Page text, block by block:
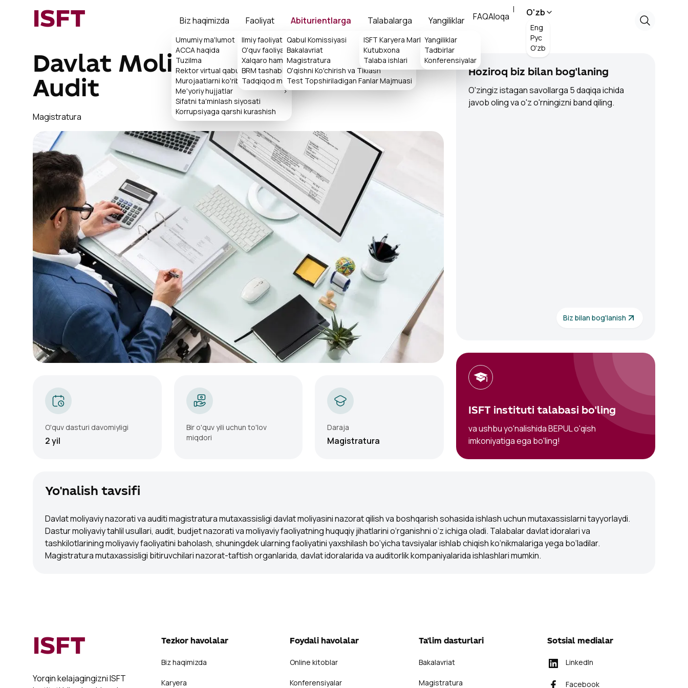
ISFT Biz haqimizda
Umumiy ma'lumot
ACCA haqida
Tuzilma
>
Rektor virtual qabulxonasi
Murojaatlarni ko'rib chiqish tartibi
Me'yoriy hujjatlar
>
Sifatni ta'minlash siyosati
Korrupsiyaga qarshi kurashish
Faoliyat
Ilmiy faoliyat
>
O'quv faoliyati
Xalqaro hamkorlik
BRM tashabbuslari>
Tadqiqod markazi
Abiturientlarga
Qabul Komissiyasi
Bakalavriat
Magistratura
O'qishni Ko'chirish va Tiklash
Test Topshiriladigan Fanlar Majmuasi
Talabalarga
ISFT Karyera Markazi>
Kutubxona
>
Talaba ishlari
Yangiliklar
Yangiliklar
Tadbirlar
Konferensiyalar
FAQAloqa O'zb
Eng
Рус
O'zb
Davlat Moliyaviy Nazorati Va
Audit
Magistratura
O'quv dasturi davomiyligi
2yil
Bir o'quv yili uchun to'lov
miqdori
Daraja
Magistratura
Hoziroq biz bilan bog'laning
O'zingiz istagan savollarga 5 daqiqa ichida
javob oling va o'z o'rningizni band qiling.
Biz bilan bog'lanish
ISFT instituti talabasi bo'ling
va ushbu yo'nalishida BEPUL o'qish
imkoniyatiga ega bo'ling!
Yo'nalish tavsifi
Davlat moliyaviy nazorati va auditi magistratura mutaxassisligi davlat moliyasini nazorat qilish va boshqarish sohasida ishlash uchun mutaxassislarni tayyorlaydi.
Dastur moliyaviy tahlil usullari, audit, budjet nazorati va moliyaviy faoliyatning huquqiy jihatlarini o‘rganishni o‘z ichiga oladi. Talabalar davlat idoralari va
tashkilotlarining moliyaviy faoliyatini baholash, shuningdek ularning faoliyatini yaxshilash bo‘yicha tavsiyalar ishlab chiqish ko‘nikmalariga yega bo‘ladilar.
Magistratura mutaxassisligi bitiruvchilari nazorat-taftish organlarida, davlat idoralarida va auditorlik kompaniyalarida ishlashlari mumkin.
ISFT
Yorqin kelajagingizni ISFT
Tezkor havolalar
Biz haqimizda
Karyera
Foydali havolalar
Online kitoblar
Konferensiyalar
Ta'lim dasturlari
Bakalavriat
Magistratura
Sotsial medialar
LinkedIn
Facebook